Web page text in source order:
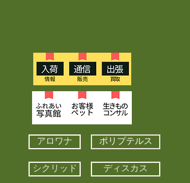
アロワナ ポリプテルス
シクリッド ディスカス